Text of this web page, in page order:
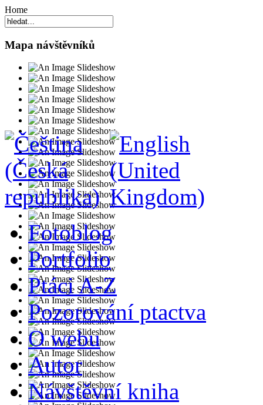
Home
Mapa návštěvníků
Fotoblog
Portfolio
Ptáci A-Z
Pozorování ptactva
O webu
Autor
Návštěvní kniha